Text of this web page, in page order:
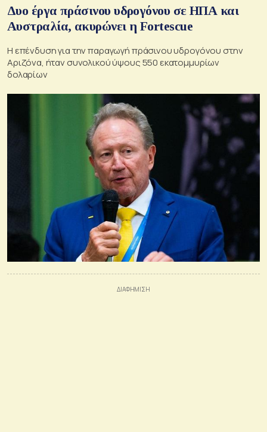
Δυο έργα πράσινου υδρογόνου σε ΗΠΑ και
Αυστραλία, ακυρώνει η Fortescue
Η επένδυση για την παραγωγή πράσινου υδρογόνου στην
Αριζόνα, ήταν συνολικού ύψους 550 εκατομμυρίων
δολαρίων